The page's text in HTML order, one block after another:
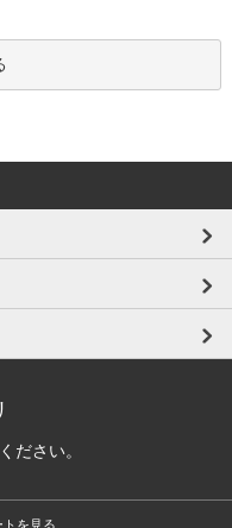
ださい。
トを見る